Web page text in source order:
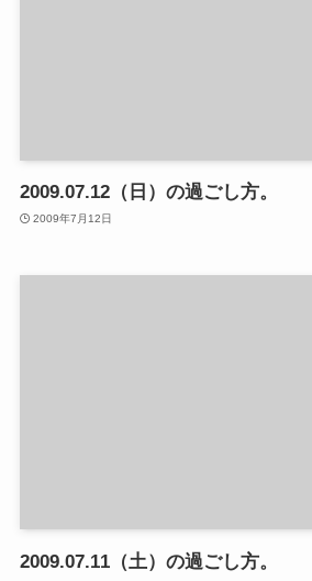
2009.07.12（日）の過ごし方。
2009年7月12日
2009.07.11（土）の過ごし方。